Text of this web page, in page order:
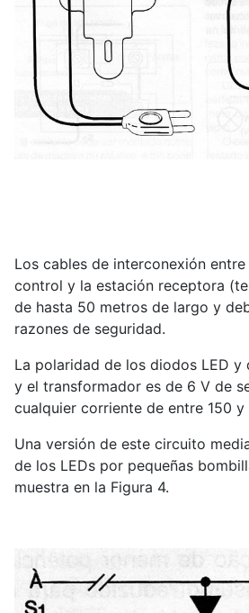
Los cables de interconexión
control y la estación receptora
de hasta 50 metros de largo y
razones de seguridad.
La polaridad de los diodos LED y
y el transformador es de 6 V de
cualquier corriente de entre 150 y
Una versión de este circuito
de los LEDs por pequeñas
muestra en la Figura 4.